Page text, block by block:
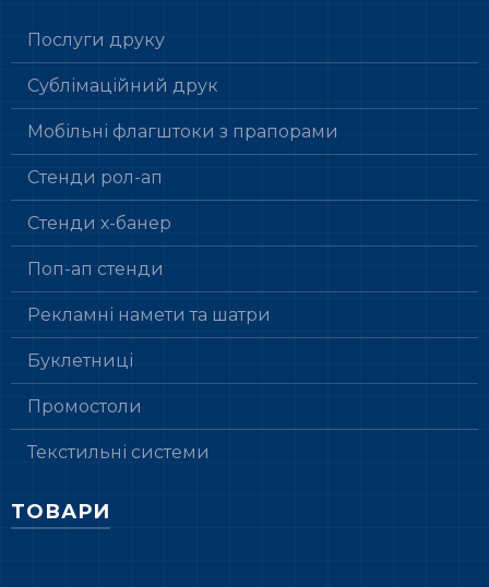
Послуги друку
Сублімаційний друк
Мобільні флагштоки з прапорами
Стенди рол-ап
Стенди х-банер
Поп-ап стенди
Рекламні намети та шатри
Буклетниці
Промостоли
Текстильні системи
ТОВАРИ